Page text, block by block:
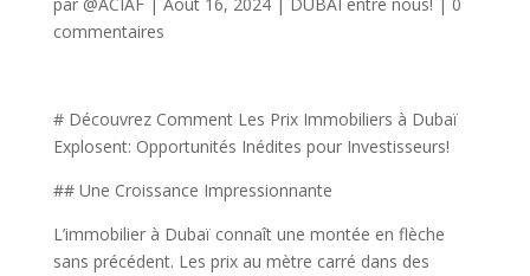
commentaires
# Découvrez Comment Les Prix Immobiliers à Dubaï
Explosent: Opportunités Inédites pour Investisseurs!
## Une Croissance Impressionnante
L’immobilier à Dubaï connaît une montée en flèche
sans précédent. Les prix au mètre carré dans des